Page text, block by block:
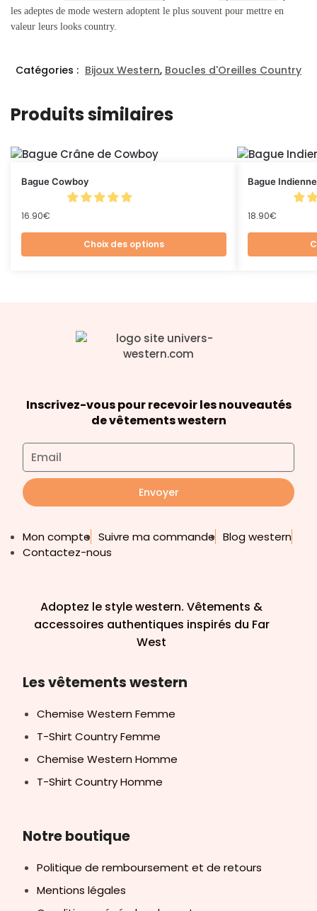
les adeptes de mode western adoptent le plus souvent pour mettre en
valeur leurs looks country.
Catégories : Bijoux Western, Boucles d'Oreilles Country
Produits similaires
Bague Cowboy
16.90€
Choix des options
Bague
18.90€
Inscrivez-vous pour recevoir les nouveautés
de vêtements western
Envoyer
Mon compte Suivre ma commande Blog western
Contactez-nous
Adoptez le style western. Vêtements &
accessoires authentiques inspirés du Far
West
Les vêtements western
Chemise Western Femme
T-Shirt Country Femme
Chemise Western Homme
T-Shirt Country Homme
Notre boutique
Politique de remboursement et de retours
Mentions légales